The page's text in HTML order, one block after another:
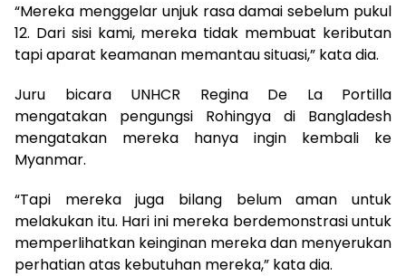
“Mereka menggelar unjuk rasa damai sebelum pukul
12. Dari sisi kami, mereka tidak membuat keributan
tapi aparat keamanan memantau situasi,” kata dia.
Juru bicara UNHCR Regina De La Portilla
mengatakan pengungsi Rohingya di Bangladesh
mengatakan mereka hanya ingin kembali ke
Myanmar.
“Tapi mereka juga bilang belum aman untuk
melakukan itu. Hari ini mereka berdemonstrasi untuk
memperlihatkan keinginan mereka dan menyerukan
perhatian atas kebutuhan mereka,” kata dia.